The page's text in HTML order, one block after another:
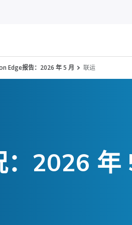
Edge报告：2026 年 5 月 联运
2026 年